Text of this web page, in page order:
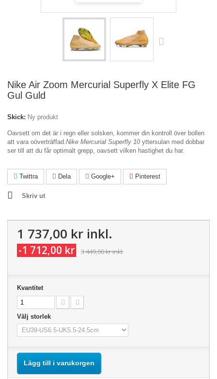
Nike Air Zoom Mercurial Superfly X Elite FG
Gul Guld
Skick: Ny produkt
Oavsett om det är i regn eller solsken, kommer din kontroll över bollen
att vara oöverträffad.Nike Mercurial Superfly 10 yttersulan med dobbar
ser till att du får optimalt grepp, oavsett vilken hastighet du har.
Twittra Dela Google+ Pinterest
Skriv ut
1 737,00 kr inkl.
-1 712,00 kr 3 449,00 krinkl.
Kvantitet
Välj storlek
Lägg till i varukorgen